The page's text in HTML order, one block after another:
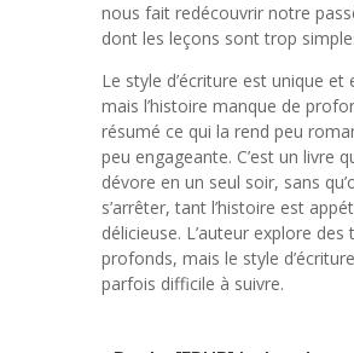
nous fait redécouvrir notre
dont les leçons sont trop
Le style d’écriture est unique et
mais l’histoire manque de
résumé ce qui la rend peu
peu engageante. C’est un livre
dévore en un seul soir, sans
s’arrêter, tant l’histoire est
délicieuse. L’auteur explore des
profonds, mais le style
parfois difficile à suivre.